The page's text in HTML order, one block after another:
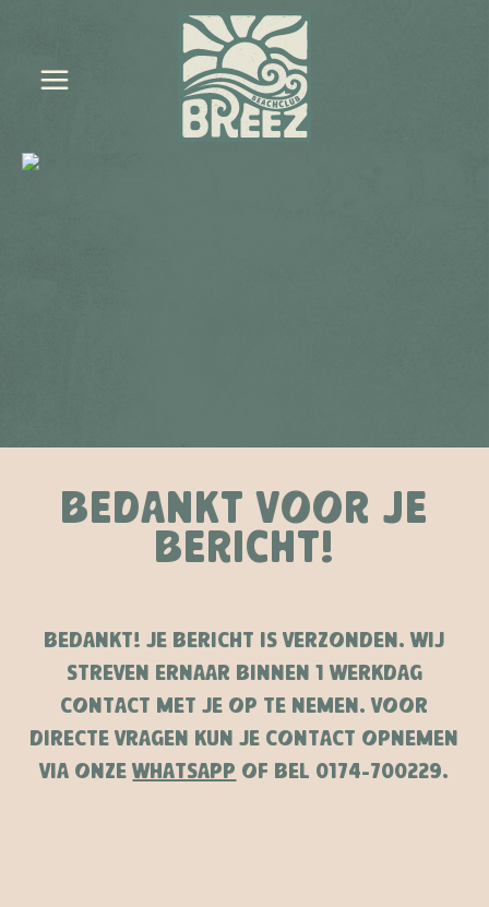
BEDANKT VOOR JE
BERICHT!
BEDANKT! JE BERICHT IS VERZONDEN. WIJ
STREVEN ERNAAR BINNEN 1 WERKDAG
CONTACT MET JE OP TE NEMEN. VOOR
DIRECTE VRAGEN KUN JE CONTACT OPNEMEN
VIA ONZEWHATSAPP OF BEL 0174-700229.